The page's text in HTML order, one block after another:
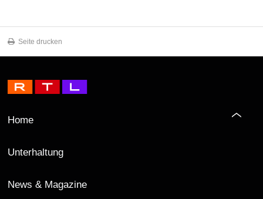
Seite drucken
Home
Unterhaltung
News & Magazine